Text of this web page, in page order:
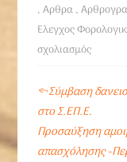
,Αρθρα,
Ελεγχος
σχολιασμός
←Σύμβαση
στο Σ.ΕΠ.Ε.
Προσαύξηση
απασχόλησης -